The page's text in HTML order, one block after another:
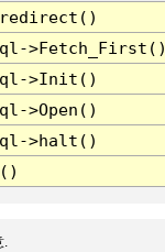
>Init()
>Open()
>halt()
.